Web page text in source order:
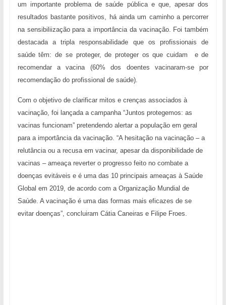
um importante problema de saúde pública e que, apesar dos
resultados bastante positivos, há ainda um caminho a percorrer
na sensibiliização para a importância da vacinação. Foi também
destacada a tripla responsabilidade que os profissionais de
saúde têm: de se proteger, de proteger os que cuidam e de
recomendar a vacina (60% dos doentes vacinaram-se por
recomendação do profissional de saúde).
Com o objetivo de clarificar mitos e crenças associados à
vacinação, foi lançada a campanha “Juntos protegemos: as
vacinas funcionam” pretendendo alertar a população em geral
para a importância da vacinação. “A hesitação na vacinação – a
relutância ou a recusa em vacinar, apesar da disponibilidade de
vacinas – ameaça reverter o progresso feito no combate a
doenças evitáveis e é uma das 10 principais ameaças à Saúde
Global em 2019, de acordo com a Organização Mundial de
Saúde. A vacinação é uma das formas mais eficazes de se
evitar doenças”, concluiram Cátia Caneiras e Filipe Froes.